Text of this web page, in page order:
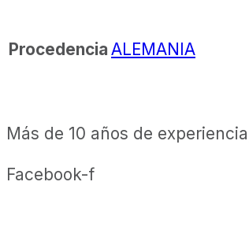
Procedencia ALEMANIA
Más de 10 años de
Facebook-f